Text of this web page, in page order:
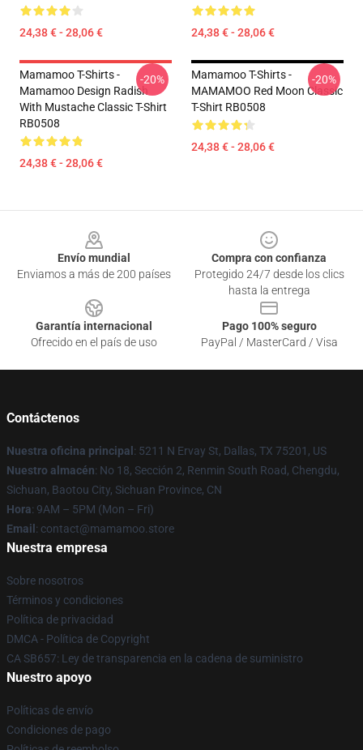
24,38 € - 28,06 € 24,38 € - 28,06 €
Mamamoo T-Shirts -
Mamamoo Design Radish
With Mustache Classic T-Shirt
RB0508
24,38 € - 28,06 €
-20%
Mamamoo T-Shirts -
MAMAMOO Red Moon Classic
T-Shirt RB0508
24,38 € - 28,06 €
-20%
Envío mundial
Enviamos a más de 200 países
Compra con confianza
Protegido 24/7 desde los clics
hasta la entrega
Garantía internacional
Ofrecido en el país de uso
Pago 100% seguro
PayPal / MasterCard / Visa
Contáctenos
Nuestra oficina principal : 5211 N Ervay St, Dallas, TX 75201, US
Nuestro almacén: No 18, Sección 2, Renmin South Road, Chengdu,
Sichuan, Baotou City, Sichuan Province, CN
Hora: 9AM – 5PM (Mon – Fri)
Email : contact@mamamoo.store
Nuestra empresa
Sobre nosotros
Términos y condiciones
Política de privacidad
DMCA - Política de Copyright
CA SB657: Ley de transparencia en la cadena de suministro
Nuestro apoyo
Políticas de envío
Condiciones de pago